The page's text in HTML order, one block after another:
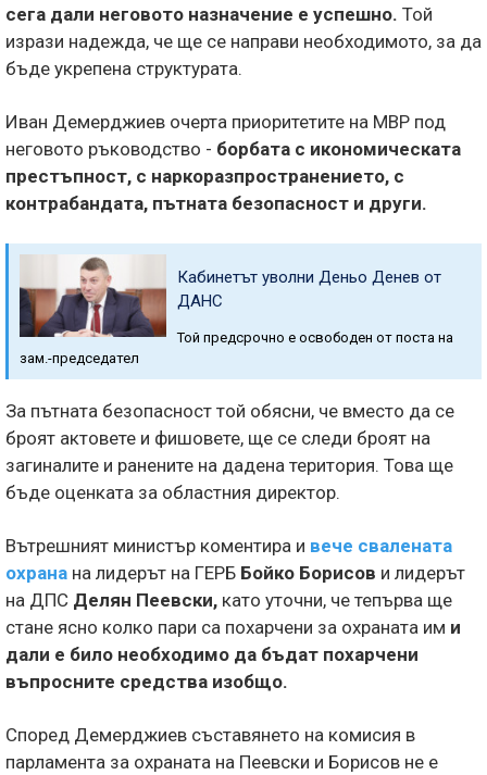
сега дали неговото назначение е успешно. Той
изрази надежда, че ще се направи необходимото, за да
бъде укрепена структурата.
Иван Демерджиев очерта приоритетите на МВР под
неговото ръководство - борбата с икономическата
престъпност, с наркоразпространението, с
контрабандата, пътната безопасност и други.
Кабинетът уволни Деньо Денев от
ДАНС
Той предсрочно е освободен от поста на
зам.-председател
За пътната безопасност той обясни, че вместо да се
броят актовете и фишовете, ще се следи броят на
загиналите и ранените на дадена територия. Това ще
бъде оценката за областния директор.
Вътрешният министър коментира и вече свалената
охрана на лидерът на ГЕРБ Бойко Борисов и лидерът
на ДПС Делян Пеевски, като уточни, че тепърва ще
стане ясно колко пари са похарчени за охраната им и
дали е било необходимо да бъдат похарчени
въпросните средства изобщо.
Според Демерджиев съставянето на комисия в
парламента за охраната на Пеевски и Борисов не е